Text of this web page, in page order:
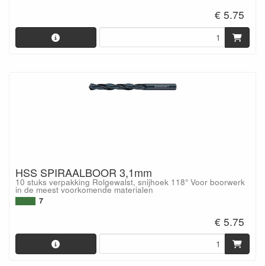
€ 5.75
HSS SPIRAALBOOR 3,1mm
10 stuks verpakking Rolgewalst, snijhoek 118° Voor boorwerk
in de meest voorkomende materialen
7
€ 5.75